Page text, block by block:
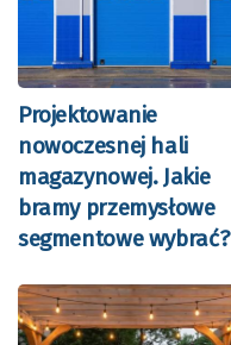
Projektowanie
nowoczesnej hali
magazynowej. Jakie
bramy przemysłowe
segmentowe wybrać?